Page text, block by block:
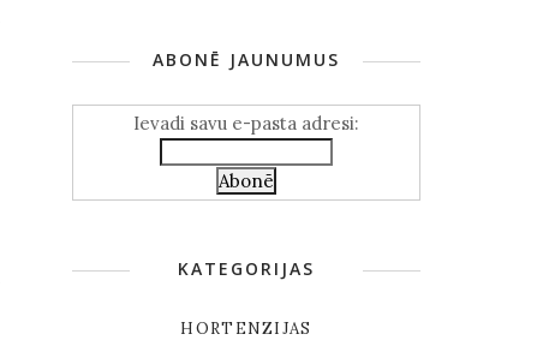
ABONĒ JAUNUMUS
Ievadi savu e-pasta adresi:
KATEGORIJAS
HORTENZIJAS